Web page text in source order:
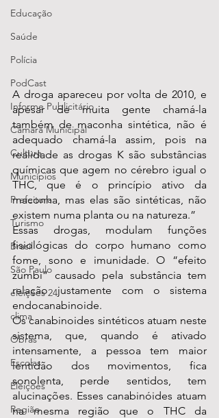
Educação
Saúde
Polícia
PodCast
Informe Publicitário
Câmara Municipal
Cultura
Municípios
Prefeitura
Turismo
Brasil
São Paulo
eleições 24
clima
Obras
Escolas
Eleições
Região
A droga apareceu por volta de 2010, e
apesar de muita gente chamá-la
também de maconha sintética, não é
adequado chamá-la assim, pois na
realidade as drogas K são substâncias
químicas que agem no cérebro igual o
THC, que é o princípio ativo da
maconha, mas elas são sintéticas, não
existem numa planta ou na natureza.”
Essas drogas, modulam funções
fisiológicas do corpo humano como
fome, sono e imunidade. O “efeito
zumbi” causado pela substância tem
relação justamente com o sistema
endocanabinoide.
Os canabinoides sintéticos atuam neste
sistema, que, quando é ativado
intensamente, a pessoa tem maior
lentidão dos movimentos, fica
sonolenta, perde sentidos, tem
alucinações. Esses canabinóides atuam
na mesma região que o THC da